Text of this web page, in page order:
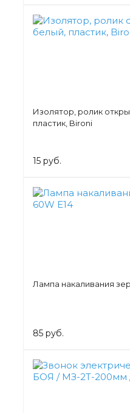
Изолятор, ролик
пластик, Bironi
15 руб.
Лампа накаливания
85 руб.